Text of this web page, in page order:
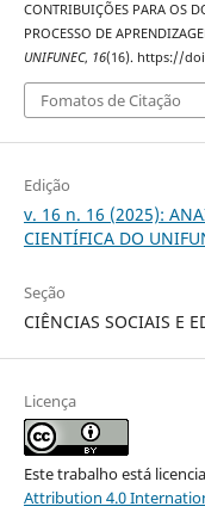
CONTRIBUIÇÕES PARA OS
PROCESSO DE
UNIFUNEC, 16(16). https://
Fomatos de Citação
Edição
v. 16 n. 16 (2025):
CIENTÍFICA DO
Seção
CIÊNCIAS SOCIAIS E
Licença
Este trabalho está
Attribution 4.0